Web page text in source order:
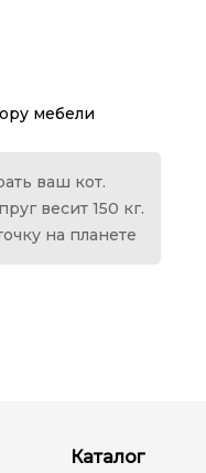
мебели
ваш кот.
весит 150 кг.
на планете
Каталог